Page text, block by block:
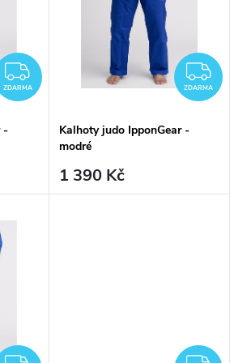
ZDARMA
ZDARMA
-
ZDARMA
Kalhoty judo IpponGear -
modré
1 390 Kč